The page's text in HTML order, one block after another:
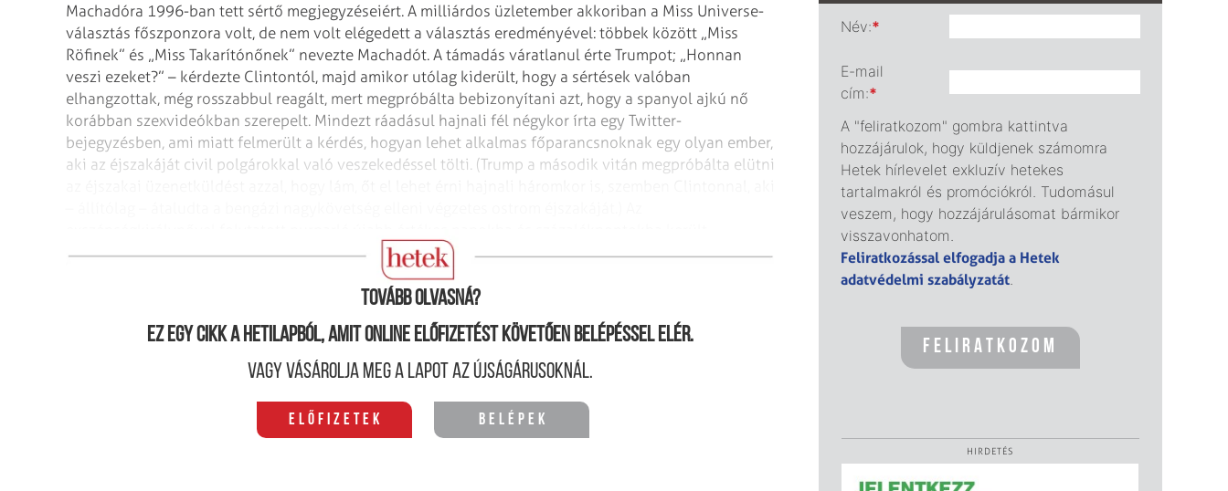
Machadóra 1996-ban tett sértő megjegyzéseiért. A milliárdos üzletember akkoriban a Miss Universe-
választás főszponzora volt, de nem volt elégedett a választás eredményével: többek között „Miss
Röfinek” és „Miss Takarítónőnek” nevezte Machadót. A támadás váratlanul érte Trumpot; „Honnan
veszi ezeket?” – kérdezte Clintontól, majd amikor utólag kiderült, hogy a sértések valóban
elhangzottak, még rosszabbul reagált, mert megpróbálta bebizonyítani azt, hogy a spanyol ajkú nő
korábban szexvideókban szerepelt. Mindezt ráadásul hajnali fél négykor írta egy Twitter-
bejegyzésben, ami miatt felmerült a kérdés, hogyan lehet alkalmas főparancsnoknak egy olyan ember,
aki az éjszakáját civil polgárokkal való veszekedéssel tölti. (Trump a második vitán megpróbálta elütni
Trumpnak.
Tovább olvasná?
Ez egy cikk a hetilapból, amit online előfizetést követően belépéssel elér.
Vagy vásárolja meg a lapot az újságárusoknál.
Előfizetek Belépek
Név:*
E-mail
cím:*
A "feliratkozom" gombra kattintva
hozzájárulok, hogy küldjenek számomra
Hetek hírlevelet exkluzív hetekes
tartalmakról és promóciókról. Tudomásul
veszem, hogy hozzájárulásomat bármikor
visszavonhatom.
Feliratkozással elfogadja a Hetek
adatvédelmi szabályzatát.
HIRDETÉS